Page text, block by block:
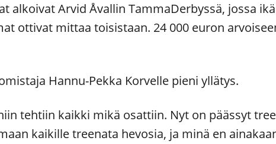
alkoivat Arvid Åvallin TammaDerbyssä, jossa
ottivat mittaa toisistaan. 24 000 euron
Hannu-Pekka Korvelle pieni yllätys.
tehtiin kaikki mikä osattiin. Nyt on päässyt
kaikille treenata hevosia, ja minä en